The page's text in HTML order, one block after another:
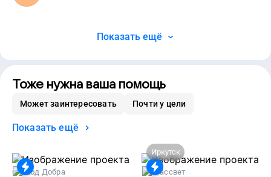
Показать ещё
Тоже нужна ваша помощь
Может заинтересовать Почти у цели
Показать ещё
Код Добра
Иркутск
Рассвет